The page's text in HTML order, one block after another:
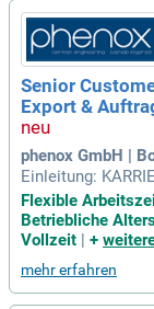
Senior
Export &
phenox GmbH |
Einleitung:
EN BEWIRKST
Flexible
Betriebliche
Vollzeit
+
mehr erfahren